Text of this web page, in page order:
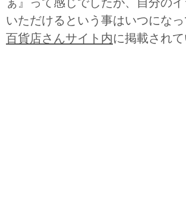
いただけるという事はいつにな
百貨店さんサイト内に掲載されて